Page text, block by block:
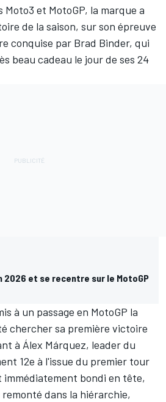
et MotoGP, la marque a
de la saison, sur son épreuve
conquise par Brad Binder, qui
beau cadeau le jour de ses 24
2026 et se recentre sur le MotoGP
à un passage en MotoGP la
chercher sa première victoire
à Álex Márquez, leader du
12e à l'issue du premier tour
immédiatement bondi en tête,
dans la hiérarchie,